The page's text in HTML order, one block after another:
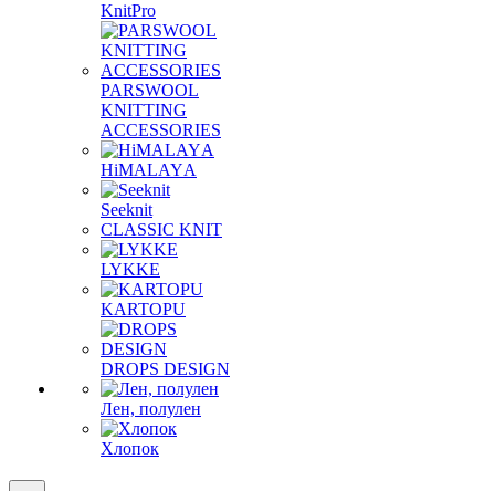
KnitPro
PARSWOOL
KNITTING
ACCESSORIES
HiMALAYА
Seeknit
CLASSIC KNIT
LYKKE
KАRTOPU
DROPS DЕSIGN
Лен, полулен
Хлопок